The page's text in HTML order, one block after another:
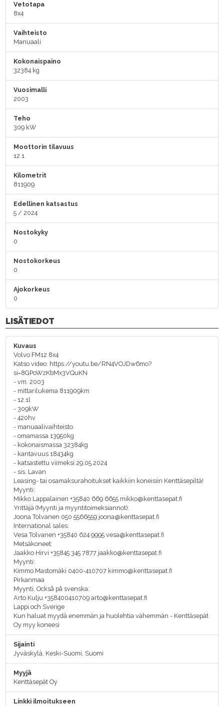
Vetotapa
8x4
Vaihteisto
Manuaali
Kokonaispaino
32384 kg
Vuosimalli
2003
Teho
309 kW
Moottorin tilavuus
12.1
Kilometrit
811909
Edellinen katsastus
5 / 2024
Nostokyky
0
Nostokorkeus
0
Ajokorkeus
0
LISÄTIEDOT
Kuvaus
Volvo FM12 8x4
Katso video: https://youtu.be/RN4VOJDw6mo?
si=8GPoWzKbMx3VQuKN
- vm. 2003
- mittarilukema 811909km
- 12.1l
- 309kW
- 420hv
- manuaalivaihteisto
- omamassa 13950kg
- kokonaismassa 32384kg
- kantavuus 18434kg
- katsastettu viimeksi 29.05.2024
- sis. Lavan
Leasing- tai osamaksurahoitukset kaikkiin koneisiin Kenttäsepiltä!
Myynti:
Mikko Lappalainen +35840 669 6655 mikko@kenttasepat.fi
Yrittäjä (Myynti ja myyntitoimeksiannot):
Joona Tolvanen 050 5566559 joona@kenttasepat.fi
International sales:
Vesa Tolvanen +35840 624 9995 vesa@kenttasepat.fi
Metsäkoneet:
Jaakko Hirvi +35845 345 7877 jaakko@kenttasepat.fi
Myynti:
Kimmo Mastomäki 0400-410707 kimmo@kenttasepat.fi
Pirkanmaa
Myynti, Också på svenska:
Arto Kulju +358400410709 arto@kenttasepat.fi
Lappi och Sverige
Kun haluat myydä enemmän ja huolehtia vähemmän - Kenttäsepät
Oy myy koneesi
Sijainti
Jyväskylä, Keski-Suomi, Suomi
Myyjä
Kenttäsepät Oy
Linkki ilmoitukseen